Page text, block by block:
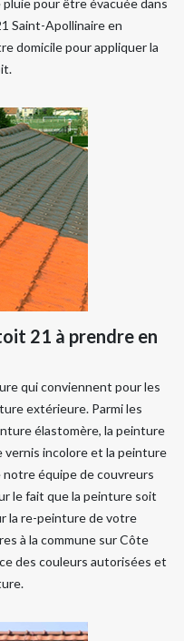
pluie pour être évacuée dans
Saint-Apollinaire en
domicile pour appliquer la
21 à prendre en
qui conviennent pour les
extérieure. Parmi les
élastomère, la peinture
vernis incolore et la peinture
équipe de couvreurs
le fait que la peinture soit
la re-peinture de votre
à la commune sur Côte
des couleurs autorisées et